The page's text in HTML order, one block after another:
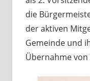
die
der aktiven
Gemeinde und
Übernahme